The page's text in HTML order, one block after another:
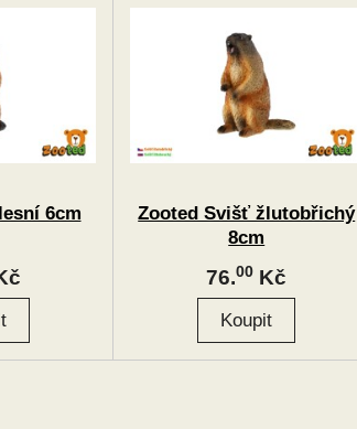
6cm
Zooted Svišť žlutobřichý
8cm
76.00 Kč